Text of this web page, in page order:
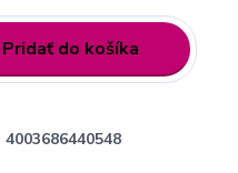
Pridať do košíka
4003686440548